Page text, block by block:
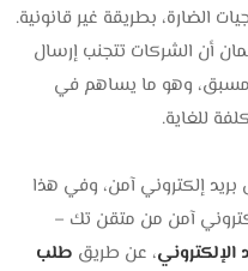
الضارة، بطريقة غير قانونية.
أن الشركات تتجنب إرسال
وهو ما يساهم في
للغاية.
إلكتروني آمن، وفي هذا
آمن من متقن تك –
الإلكتروني، عن طريق طلب